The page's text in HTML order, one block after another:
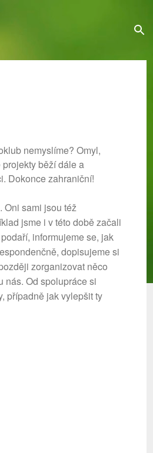
nemyslíme? Omyl,
běží dále a
Dokonce zahraniční!
Oni sami jsou též
jsme i v této době začali
informujeme se, jak
dopisujeme si
zorganizovat něco
nás. Od spolupráce si
případně jak vylepšit ty